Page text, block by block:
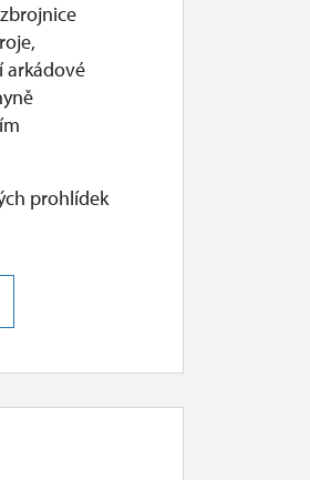
arkádové
prohlídek